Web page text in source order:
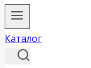
Каталог